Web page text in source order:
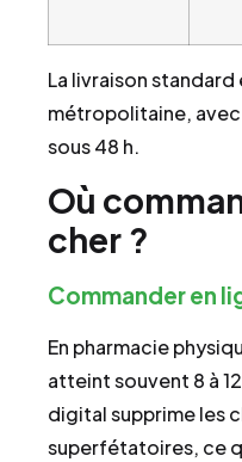
La livraison
métropolitaine,
sous 48 h.
Où
cher ?
Commander en
En pharmacie
atteint souvent 8 à
digital supprime les
superfétatoires, ce